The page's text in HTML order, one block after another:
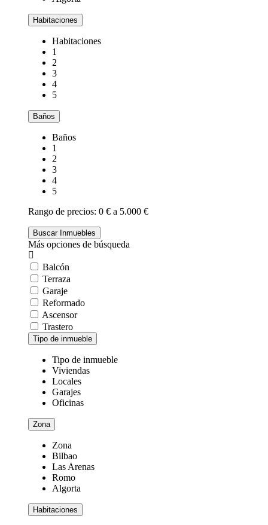
Habitaciones
Habitaciones
1
2
3
4
5
Baños
Baños
1
2
3
4
5
Rango de precios: 0 € a 5.000 €
Más opciones de búsqueda
Balcón
Terraza
Garaje
Reformado
Ascensor
Trastero
Tipo de inmueble
Tipo de inmueble
Viviendas
Locales
Garajes
Oficinas
Zona
Zona
Bilbao
Las Arenas
Romo
Algorta
Habitaciones